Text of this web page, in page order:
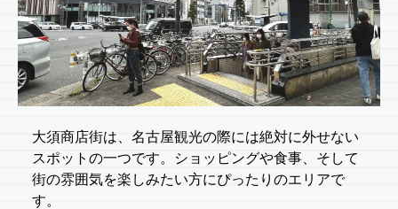
大須商店街は、名古屋観光の際には絶対に外せない
スポットの一つです。ショッピングや食事、そして
街の雰囲気を楽しみたい方にぴったりのエリアで
す。